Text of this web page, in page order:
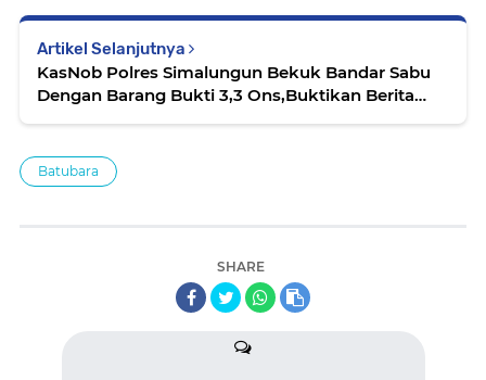
Artikel Selanjutnya
KasNob Polres Simalungun Bekuk Bandar Sabu
Dengan Barang Bukti 3,3 Ons,Buktikan Berita
Batubara
SHARE